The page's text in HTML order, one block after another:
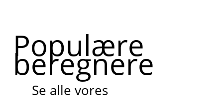
Populære
beregnere
Se alle vores